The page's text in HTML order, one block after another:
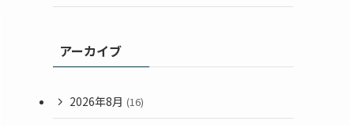
アーカイブ
2026年8月 (16)